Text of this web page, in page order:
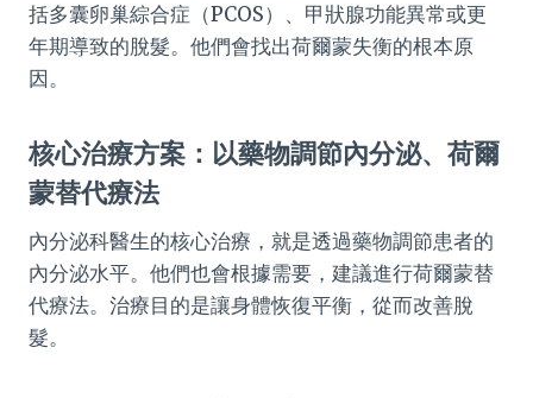
括多囊卵巢綜合症（PCOS）、甲狀腺功能異常或更
年期導致的脫髮。他們會找出荷爾蒙失衡的根本原
因。
核心治療方案：以藥物調節內分泌、荷爾
蒙替代療法
內分泌科醫生的核心治療，就是透過藥物調節患者的
內分泌水平。他們也會根據需要，建議進行荷爾蒙替
代療法。治療目的是讓身體恢復平衡，從而改善脫
髮。